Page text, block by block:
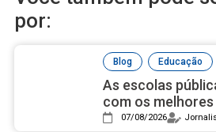
por:
Blog , Educação
As escolas
com os
ensino médio, de
07/08/2026